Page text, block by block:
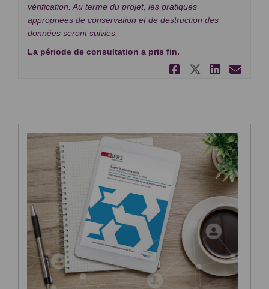
vérification. Au terme du projet, les pratiques
appropriées de conservation et de destruction des
données seront suivies.
La période de consultation a pris fin.
Partager